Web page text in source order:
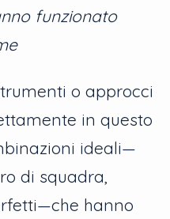
funzionato
o approcci
in questo
ideali—
di squadra,
hanno